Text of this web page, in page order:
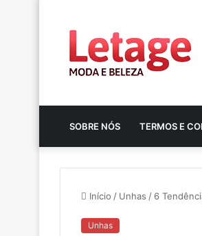
SOBRE NÓS TERMOS E
Início / Unhas / 6
Unhas